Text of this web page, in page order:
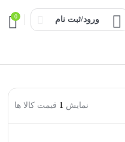
ورود/ثبت نام 0
نمایش 1 قیمت کالا ها